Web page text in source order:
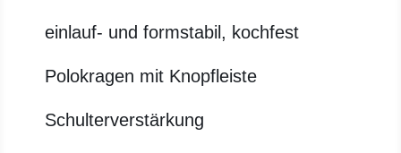
einlauf- und formstabil, kochfest
Polokragen mit Knopfleiste
Schulterverstärkung